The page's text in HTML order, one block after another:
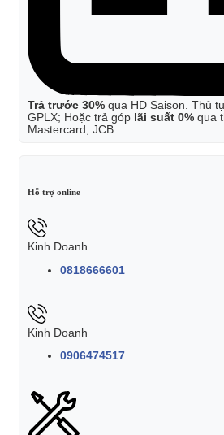
Trả trước 30% qua HD Saison. Thủ
GPLX; Hoặc trả góp lãi suất 0% qua
Mastercard, JCB.
Hỗ trợ online
Kinh Doanh
0818666601
Kinh Doanh
0906474517